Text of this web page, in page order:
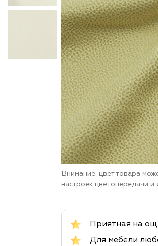
Внимание: цвет товара
настроек цветопередачи и
Приятная на
Для мебели